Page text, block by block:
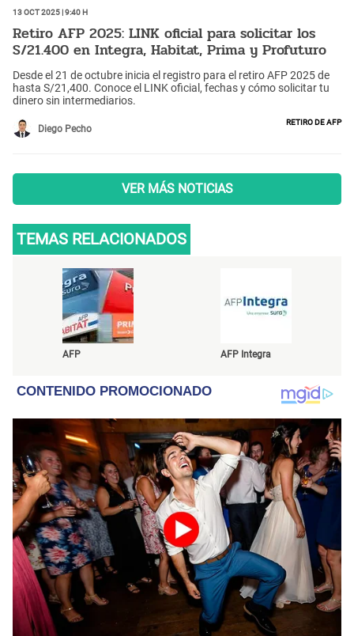
13 Oct 2025 | 9:40 h
Retiro AFP 2025: LINK oficial para solicitar los
S/21.400 en Integra, Habitat, Prima y Profuturo
Desde el 21 de octubre inicia el registro para el retiro AFP 2025 de
hasta S/21,400. Conoce el LINK oficial, fechas y cómo solicitar tu
dinero sin intermediarios.
Diego Pecho
Retiro de AFP
VER MÁS NOTICIAS
TEMAS RELACIONADOS
AFP AFP Integra